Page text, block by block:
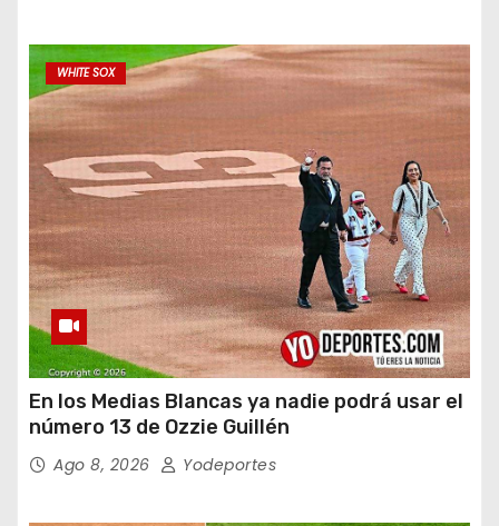
WHITE SOX
En los Medias Blancas ya nadie podrá usar el
número 13 de Ozzie Guillén
Ago 8, 2026 Yodeportes